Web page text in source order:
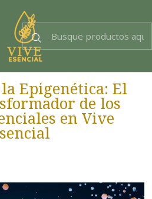
Epigenética: El
de los
en Vive
EsencIAl
en bienestar